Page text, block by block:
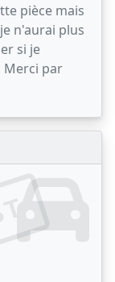
pièce mais
n'aurai plus
si je
Merci par